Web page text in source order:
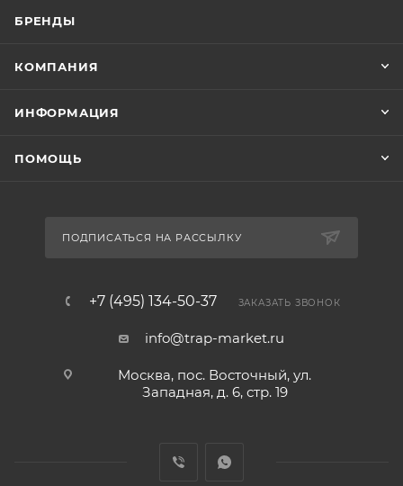
БРЕНДЫ
КОМПАНИЯ
ИНФОРМАЦИЯ
ПОМОЩЬ
ПОДПИСАТЬСЯ НА РАССЫЛКУ
+7 (495) 134-50-37 ЗАКАЗАТЬ ЗВОНОК
info@trap-market.ru
Москва, пос. Восточный, ул.
Западная, д. 6, стр. 19